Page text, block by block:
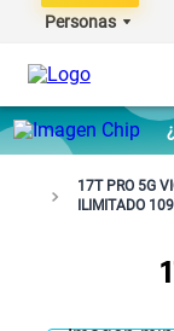
Personas
17T PRO 5G
ILIMITADO